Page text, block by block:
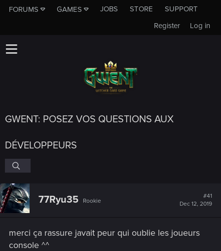
FORUMS GAMES JOBS STORE
SUPPORT
Log in
Register
GWENT: POSEZ VOS QUESTIONS AUX
DÉVELOPPEURS
77Ryu35 Rookie
#41
Dec 12, 2019
merci ça rassure javait peur qui oublie les joueurs
console ^^